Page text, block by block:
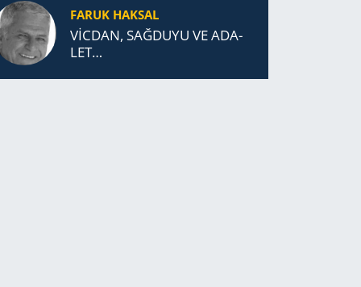
FARUK HAKSAL
VİCDAN, SAĞ­DU­YU VE ADA­
LET…